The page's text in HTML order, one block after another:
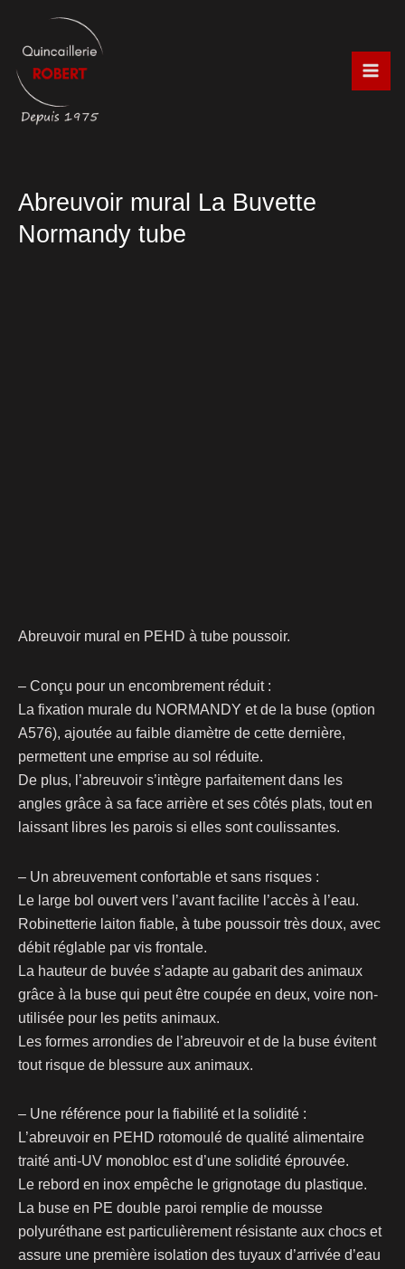
contenu
Abreuvoir mural La Buvette
Normandy tube
Abreuvoir mural en PEHD à tube poussoir.
– Conçu pour un encombrement réduit :
La fixation murale du NORMANDY et de la buse (option
A576), ajoutée au faible diamètre de cette dernière,
permettent une emprise au sol réduite.
De plus, l’abreuvoir s’intègre parfaitement dans les
angles grâce à sa face arrière et ses côtés plats, tout en
laissant libres les parois si elles sont coulissantes.
– Un abreuvement confortable et sans risques :
Le large bol ouvert vers l’avant facilite l’accès à l’eau.
Robinetterie laiton fiable, à tube poussoir très doux, avec
débit réglable par vis frontale.
La hauteur de buvée s’adapte au gabarit des animaux
grâce à la buse qui peut être coupée en deux, voire non-
utilisée pour les petits animaux.
Les formes arrondies de l’abreuvoir et de la buse évitent
tout risque de blessure aux animaux.
– Une référence pour la fiabilité et la solidité :
L’abreuvoir en PEHD rotomoulé de qualité alimentaire
traité anti-UV monobloc est d’une solidité éprouvée.
Le rebord en inox empêche le grignotage du plastique.
La buse en PE double paroi remplie de mousse
polyuréthane est particulièrement résistante aux chocs et
assure une première isolation des tuyaux d’arrivée d’eau